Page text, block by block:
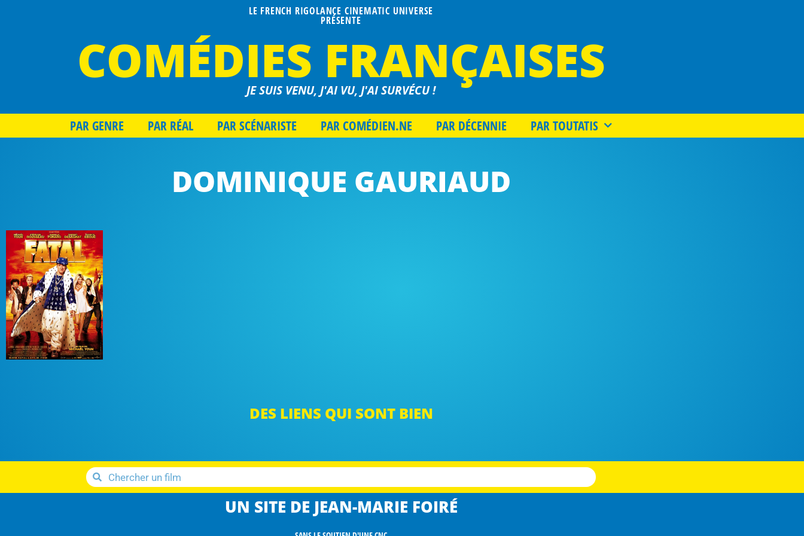
LE FRENCH RIGOLANCE CINEMATIC UNIVERSE
PRÉSENTE
COMÉDIES FRANÇAISES
JE SUIS VENU, J'AI VU, J'AI SURVÉCU !
PAR GENRE PAR RÉAL PAR SCÉNARISTE PAR COMÉDIEN.NE PAR DÉCENNIE PAR TOUTATIS
DOMINIQUE GAURIAUD
DES LIENS QUI SONT BIEN
UN SITE DE JEAN-MARIE FOIRÉ